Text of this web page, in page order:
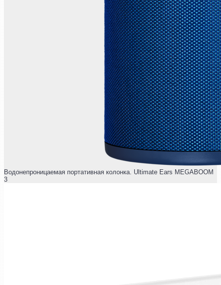
Водонепроницаемая портативная колонка. Ultimate Ears MEGABOOM
3